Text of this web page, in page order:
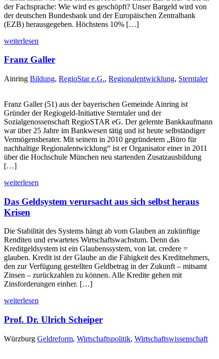
der Fachsprache: Wie wird es geschöpft? Unser Bargeld wird von
der deutschen Bundesbank und der Europäischen Zentralbank
(EZB) herausgegeben. Höchstens 10% […]
weiterlesen
Franz Galler
Ainring Bildung, RegioStar e.G., Regionalentwicklung, Sterntaler
Franz Galler (51) aus der bayerischen Gemeinde Ainring ist
Gründer der Regiogeld-Initiative Sterntaler und der
Sozialgenossenschaft RegioSTAR eG. Der gelernte Bankkaufmann
war über 25 Jahre im Bankwesen tätig und ist heute selbständiger
Vermögensberater. Mit seinem in 2010 gegründetem „Büro für
nachhaltige Regionalentwicklung“ ist er Organisator einer in 2011
über die Hochschule München neu startenden Zusatzausbildung
[…]
weiterlesen
Das Geldsystem verursacht aus sich selbst heraus
Krisen
Die Stabilität des Systems hängt ab vom Glauben an zukünftige
Renditen und erwartetes Wirtschaftswachstum. Denn das
Kreditgeldsystem ist ein Glaubenssystem, von lat. credere =
glauben. Kredit ist der Glaube an die Fähigkeit des Kreditnehmers,
den zur Verfügung gestellten Geldbetrag in der Zukunft – mitsamt
Zinsen – zurückzahlen zu können. Alle Kredite gehen mit
Zinsforderungen einher. […]
weiterlesen
Prof. Dr. Ulrich Scheiper
Würzburg Geldreform, Wirtschaftspolitik, Wirtschaftswissenschaft